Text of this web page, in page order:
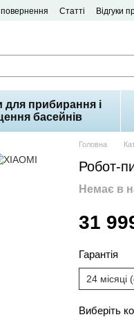
Статті Відгуки
для прибирання і
басейнів
Головна
Робот-
Немає в
31
Гарантія
24 місяці
Виберіть